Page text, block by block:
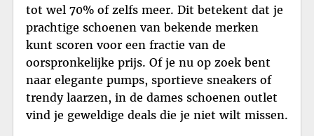
tot wel 70% of zelfs meer. Dit betekent dat je
prachtige schoenen van bekende merken
kunt scoren voor een fractie van de
oorspronkelijke prijs. Of je nu op zoek bent
naar elegante pumps, sportieve sneakers of
trendy laarzen, in de dames schoenen outlet
vind je geweldige deals die je niet wilt missen.